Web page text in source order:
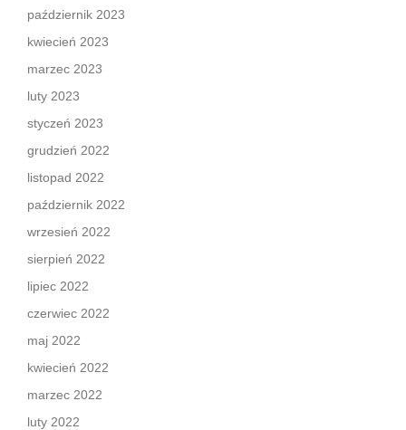
październik 2023
kwiecień 2023
marzec 2023
luty 2023
styczeń 2023
grudzień 2022
listopad 2022
październik 2022
wrzesień 2022
sierpień 2022
lipiec 2022
czerwiec 2022
maj 2022
kwiecień 2022
marzec 2022
luty 2022